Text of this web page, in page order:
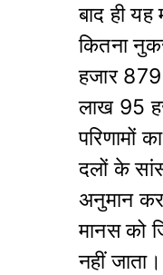
बाद ही
कितना
हजार
लाख 95
परिणामों
दलों के
अनुमान
मानस को
नहीं